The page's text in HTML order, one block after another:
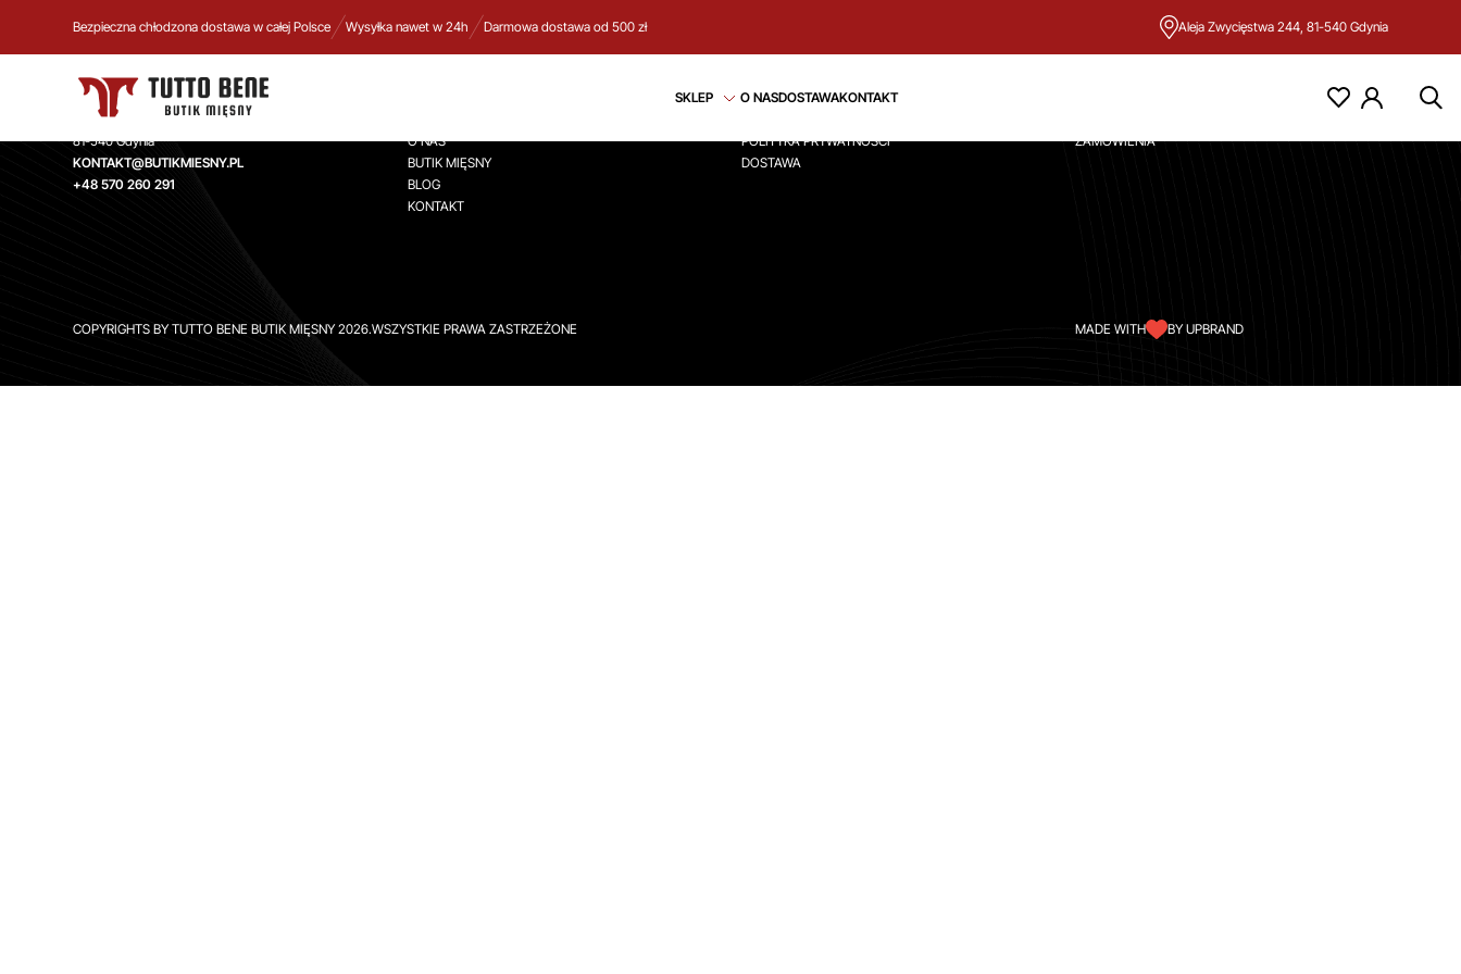
Bezpieczna chłodzona dostawa w całej Polsce Wysyłka nawet w 24h Darmowa dostawa od 500 zł Aleja Zwycięstwa 244, 81-540 Gdynia
SKLEP O NASDOSTAWAKONTAKT
TUTTO BENE BUTIK MIĘSNY
Aleja Zwycięstwa 244,
81-540 Gdynia
KONTAKT@BUTIKMIESNY.PL
+48 570 260 291
O NAS
BUTIK MIĘSNY
BLOG
KONTAKT
REGULAMIN
POLITYKA PRYWATNOŚCI
DOSTAWA
ZAMÓWIENIA
COPYRIGHTS BY TUTTO BENE BUTIK MIĘSNY 2026.WSZYSTKIE PRAWA ZASTRZEŻONE MADE WITH BY UPBRAND